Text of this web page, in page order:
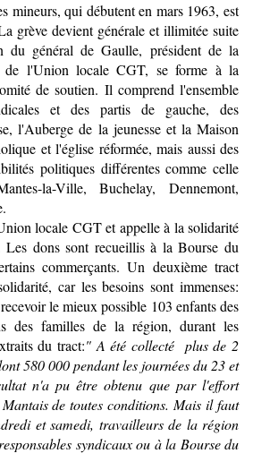
mineurs, qui débutent en mars 1963, est
grève devient générale et illimitée suite
du général de Gaulle, président de la
de l'Union locale CGT, se forme à la
de soutien. Il comprend l'ensemble
et des partis de gauche, des
l'Auberge de la jeunesse et la Maison
et l'église réformée, mais aussi des
politiques différentes comme celle
la-Ville, Buchelay, Dennemont,
locale CGT et appelle à la solidarité
Les dons sont recueillis à la Bourse du
commerçants. Un deuxième tract
car les besoins sont immenses:
le mieux possible 103 enfants des
des familles de la région, durant les
du tract:" A été collecté plus de 2
580 000 pendant les journées du 23 et
n'a pu être obtenu que par l'effort
de toutes conditions. Mais il faut
et samedi, travailleurs de la région
syndicaux ou à la Bourse du